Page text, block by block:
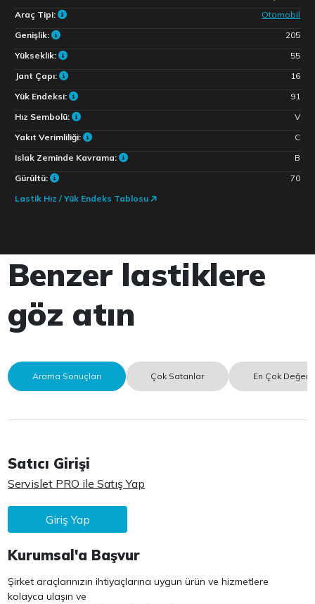
Araç Tipi:
Otomobil
Genişlik:
205
Yükseklik:
55
Jant Çapı:
16
Yük Endeksi:
91
Hız Sembolü:
V
Yakıt Verimliliği:
C
Islak Zeminde Kavrama:
B
Gürültü:
70
Lastik Hız / Yük Endeks Tablosu
Benzer lastiklere
göz atın
Arama Sonuçları Çok Satanlar En Çok
Satıcı Girişi
Servislet PRO ile Satış Yap
Giriş Yap
Kurumsal'a Başvur
Şirket araçlarınızın ihtiyaçlarına uygun ürün ve hizmetlere
kolayca ulaşın ve